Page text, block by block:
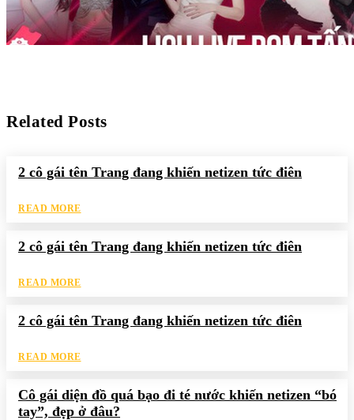
Related Posts
2 cô gái tên Trang đang khiến netizen tức điên
READ MORE
2 cô gái tên Trang đang khiến netizen tức điên
READ MORE
2 cô gái tên Trang đang khiến netizen tức điên
READ MORE
Cô gái diện đồ quá bạo đi té nước khiến netizen “bó
tay”, đẹp ở đâu?